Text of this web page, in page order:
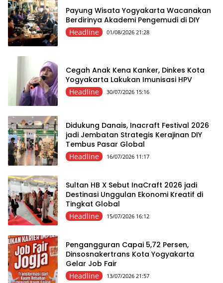
Payung Wisata Yogyakarta Wacanakan
Berdirinya Akademi Pengemudi di DIY
Headline 01/08/2026 21:28
Cegah Anak Kena Kanker, Dinkes Kota
Yogyakarta Lakukan Imunisasi HPV
Headline 30/07/2026 15:16
Didukung Danais, Inacraft Festival 2026
jadi Jembatan Strategis Kerajinan DIY
Tembus Pasar Global
Headline 16/07/2026 11:17
Sultan HB X Sebut InaCraft 2026 jadi
Destinasi Unggulan Ekonomi Kreatif di
Tingkat Global
Headline 15/07/2026 16:12
Pengangguran Capai 5,72 Persen,
Dinsosnakertrans Kota Yogyakarta
Gelar Job Fair
Headline 13/07/2026 21:57